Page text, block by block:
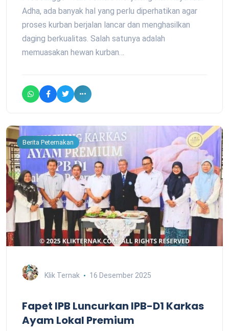
Adha, ada banyak hal yang perlu diperhatikan agar
proses kurban berjalan lancar dan menghasilkan
daging berkualitas. Salah satunya adalah
memuasakan hewan kurban…
Berita Peternakan
Klik Ternak 16 Desember 2025
Fapet IPB Luncurkan IPB-D1 Karkas
Ayam Lokal Premium